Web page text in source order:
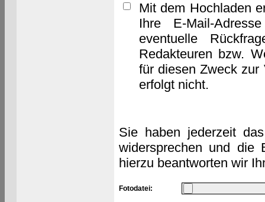
Mit dem Hochladen
Ihre E-Mail-
eventuelle
Redakteuren bzw.
für diesen Zweck zur
erfolgt nicht.
Sie haben jederzeit
widersprechen und die
hierzu beantworten wir
Fotodatei: